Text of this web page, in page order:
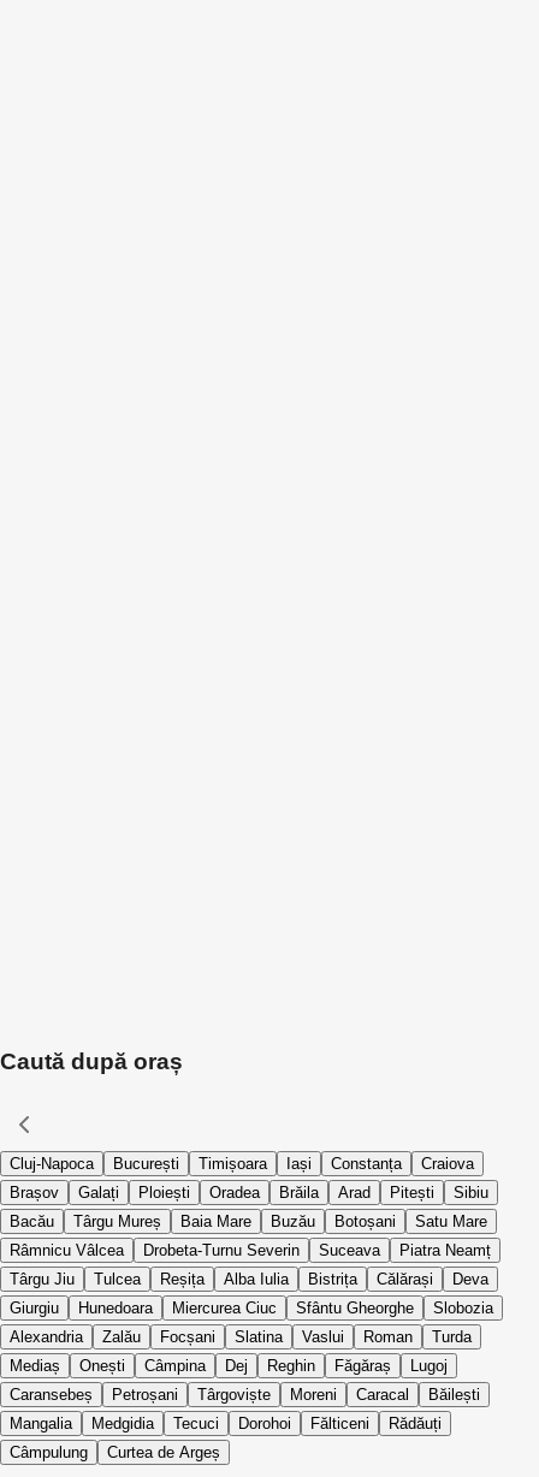
Caută după oraș
Cluj-Napoca București Timișoara Iași Constanța
Craiova
Brașov
Galați Ploiești Oradea Brăila Arad Pitești
Sibiu
Bacău
Târgu Mureș Baia Mare Buzău Botoșani
Satu Mare
Râmnicu Vâlcea
Drobeta-Turnu Severin Suceava
Piatra Neamț
Târgu Jiu
Tulcea Reșița Alba Iulia Bistrița Călărași
Deva
Giurgiu
Hunedoara Miercurea Ciuc Sfântu Gheorghe
Slobozia
Alexandria
Zalău Focșani Slatina Vaslui Roman
Turda
Mediaș
Onești Câmpina Dej Reghin Făgăraș
Lugoj
Caransebeș
Petroșani Târgoviște Moreni Caracal
Băilești
Mangalia
Medgidia Tecuci Dorohoi Fălticeni
Rădăuți
Câmpulung
Curtea de Argeș